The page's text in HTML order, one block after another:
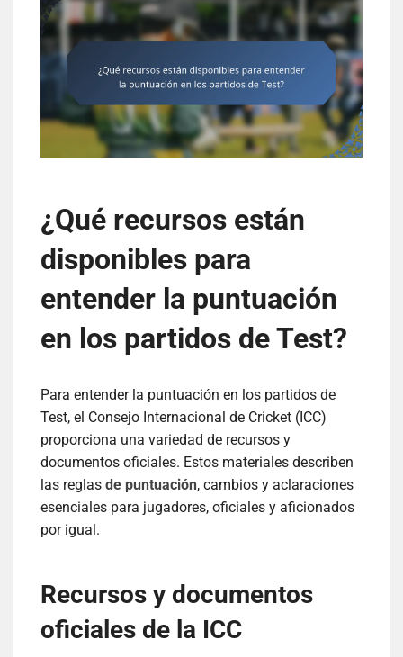
¿Qué recursos están
disponibles para
entender la puntuación
en los partidos de Test?
Para entender la puntuación en los partidos de
Test, el Consejo Internacional de Cricket (ICC)
proporciona una variedad de recursos y
documentos oficiales. Estos materiales describen
las reglas de puntuación, cambios y aclaraciones
esenciales para jugadores, oficiales y aficionados
por igual.
Recursos y documentos
oficiales de la ICC